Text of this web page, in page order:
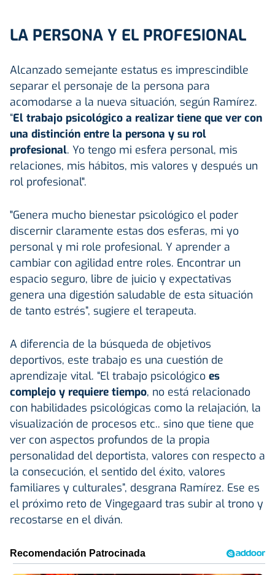
LA PERSONA Y EL PROFESIONAL
Alcanzado semejante estatus es imprescindible
separar el personaje de la persona para
acomodarse a la nueva situación, según Ramírez.
“El trabajo psicológico a realizar tiene que ver con
una distinción entre la persona y su rol
profesional. Yo tengo mi esfera personal, mis
relaciones, mis hábitos, mis valores y después un
rol profesional".
"Genera mucho bienestar psicológico el poder
discernir claramente estas dos esferas, mi yo
personal y mi role profesional. Y aprender a
cambiar con agilidad entre roles. Encontrar un
espacio seguro, libre de juicio y expectativas
genera una digestión saludable de esta situación
de tanto estrés”, sugiere el terapeuta.
A diferencia de la búsqueda de objetivos
deportivos, este trabajo es una cuestión de
aprendizaje vital. “El trabajo psicológico es
complejo y requiere tiempo, no está relacionado
con habilidades psicológicas como la relajación, la
visualización de procesos etc.. sino que tiene que
ver con aspectos profundos de la propia
personalidad del deportista, valores con respecto a
la consecución, el sentido del éxito, valores
familiares y culturales”, desgrana Ramírez. Ese es
el próximo reto de Vingegaard tras subir al trono y
recostarse en el diván.